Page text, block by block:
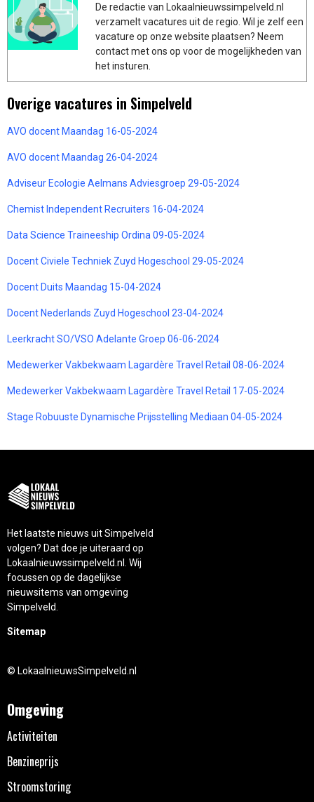
De redactie van Lokaalnieuwssimpelveld.nl
verzamelt vacatures uit de regio. Wil je zelf een
vacature op onze website plaatsen? Neem
contact met ons op voor de mogelijkheden van
het insturen.
Overige vacatures in Simpelveld
AVO docent Maandag 16-05-2024
AVO docent Maandag 26-04-2024
Adviseur Ecologie Aelmans Adviesgroep 29-05-2024
Chemist Independent Recruiters 16-04-2024
Data Science Traineeship Ordina 09-05-2024
Docent Civiele Techniek Zuyd Hogeschool 29-05-2024
Docent Duits Maandag 15-04-2024
Docent Nederlands Zuyd Hogeschool 23-04-2024
Leerkracht SO/VSO Adelante Groep 06-06-2024
Medewerker Vakbekwaam Lagardère Travel Retail 08-06-2024
Medewerker Vakbekwaam Lagardère Travel Retail 17-05-2024
Stage Robuuste Dynamische Prijsstelling Mediaan 04-05-2024
Het laatste nieuws uit Simpelveld
volgen? Dat doe je uiteraard op
Lokaalnieuwssimpelveld.nl. Wij
focussen op de dagelijkse
nieuwsitems van omgeving
Simpelveld.
Sitemap
© LokaalnieuwsSimpelveld.nl
Omgeving
Activiteiten
Benzineprijs
Stroomstoring